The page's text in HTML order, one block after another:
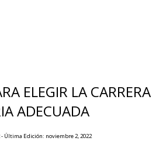
ELEGIR LA CARRERA
ADECUADA
Última Edición: noviembre 2, 2022